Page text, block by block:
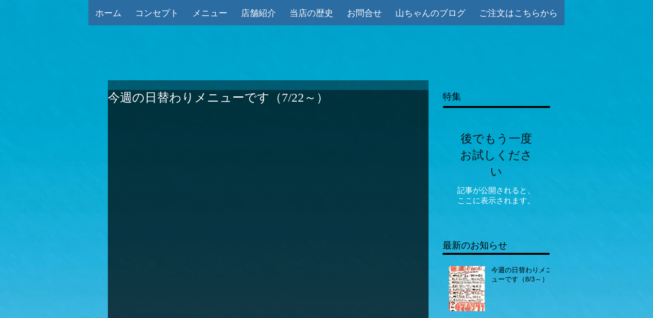
ホーム コンセプト メニュー 店舗紹介 当店の歴史 お問合せ 山ちゃんのブログ ご注文はこちらから
今週の日替わりメニューです（7/22～） 特集
後でもう一度
お試しくださ
い
記事が公開されると、
ここに表示されます。
最新のお知らせ
今週の日替わりメニ
ューです（8/3～）